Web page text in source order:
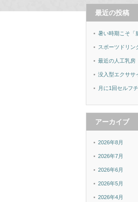
最近の投稿
暑い時期こそ「
スポーツドリン
最近の人工乳房
没入型エクササ
月に1回セルフ
アーカイブ
2026年8月
2026年7月
2026年6月
2026年5月
2026年4月